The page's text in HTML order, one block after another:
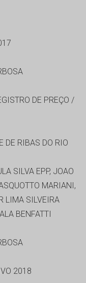
DE PREÇO /
DE RIBAS DO RIO
SILVA EPP, JOAO
MARIANI,
LIMA SILVEIRA
BENFATTI
2018